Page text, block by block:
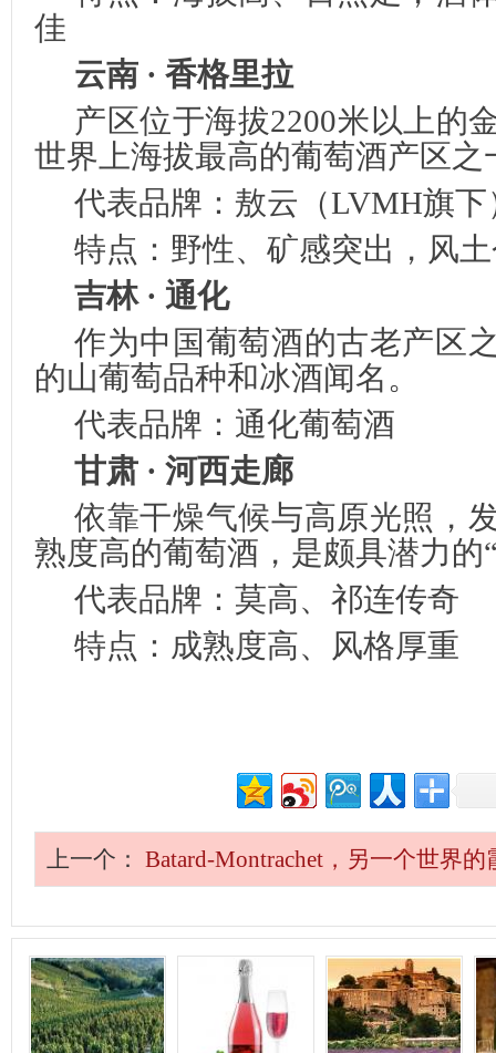
佳
云南 · 香格里拉
产区位于海拔2200米以上的
世界上海拔最高的葡萄酒产区之
代表品牌：敖云（LVMH旗
特点：野性、矿感突出，风
吉林 · 通化
作为中国葡萄酒的古老产区
的山葡萄品种和冰酒闻名。
代表品牌：通化葡萄酒
甘肃 · 河西走廊
依靠干燥气候与高原光照，
熟度高的葡萄酒，是颇具潜力的
代表品牌：莫高、祁连传奇
特点：成熟度高、风格厚重
上一个： Batard-Montrachet，另一个世界的